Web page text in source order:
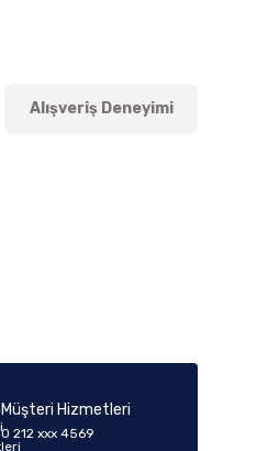
Alışveriş Deneyimi
Müşteri Hizmetleri
0 212 xxx 4569